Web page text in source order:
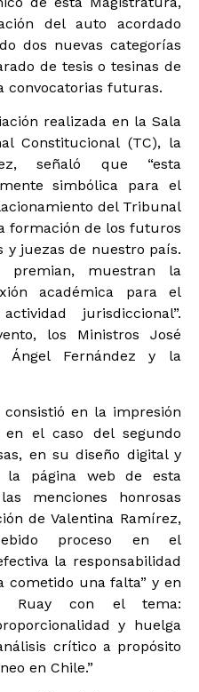
del auto acordado
dos nuevas categorías
de tesis o tesinas de
convocatorias futuras.
realizada en la Sala
Constitucional (TC), la
señaló que “esta
simbólica para el
del Tribunal
formación de los futuros
y juezas de nuestro país.
muestran la
académica para el
jurisdiccional”.
los Ministros José
Ángel Fernández y la
en la impresión
el caso del segundo
en su diseño digital y
la página web de esta
menciones honrosas
de Valentina Ramírez,
proceso en el
la responsabilidad
cometido una falta” y en
Ruay con el tema:
y huelga
crítico a propósito
en Chile.”